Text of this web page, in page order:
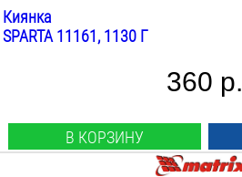
Киянка
SPARTA 11161, 1130 Г
360 р.
В КОРЗИНУ